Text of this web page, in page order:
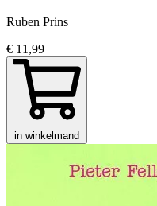
Ruben Prins
€ 11,99
in winkelmand